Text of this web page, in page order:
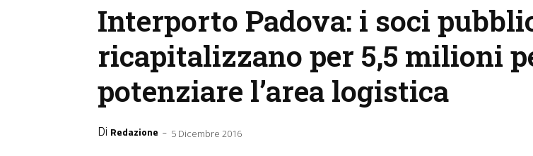
Interporto Padova: i soci
ricapitalizzano per 5,5 milioni
potenziare l’area logistica
Di Redazione - 5 Dicembre 2016